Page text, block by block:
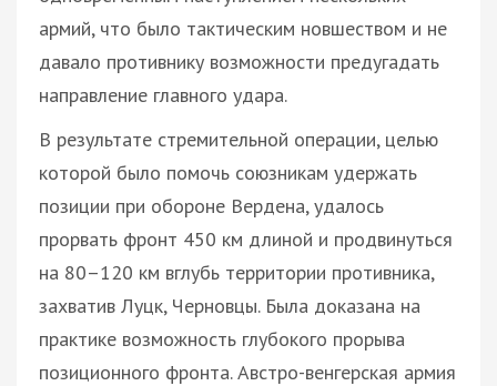
армий, что было тактическим новшеством и не
давало противнику возможности предугадать
направление главного удара.
В результате стремительной операции, целью
которой было помочь союзникам удержать
позиции при обороне Вердена, удалось
прорвать фронт 450 км длиной и продвинуться
на 80–120 км вглубь территории противника,
захватив Луцк, Черновцы. Была доказана на
практике возможность глубокого прорыва
позиционного фронта. Австро-венгерская армия